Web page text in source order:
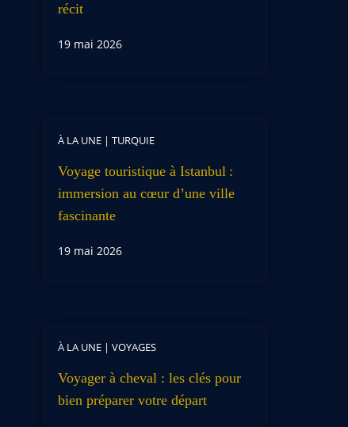
récit
19 mai 2026
À LA UNE| TURQUIE
Voyage touristique à Istanbul :
immersion au cœur d’une ville
fascinante
19 mai 2026
À LA UNE| VOYAGES
Voyager à cheval : les clés pour
bien préparer votre départ